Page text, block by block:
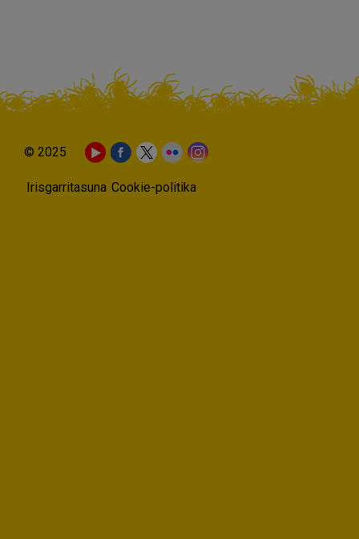
© 2025
Irisgarritasuna Cookie-politika